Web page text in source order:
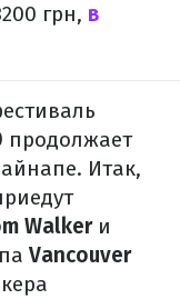
грн, в
продолжает
Итак,
Walkerи
Vancouver